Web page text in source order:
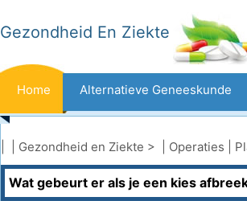
Gezondheid En Ziekte
Home Alternatieve Geneeskunde
Beten En Steken Kanker
Aandoeningen En Behandelingen
Gezondheid en Ziekte > | Operaties
Wat gebeurt er als je een kies